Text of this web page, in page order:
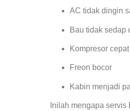
AC tidak dingin
Bau tidak sedap
Kompresor
Freon bocor
Kabin menjadi
Inilah mengapa